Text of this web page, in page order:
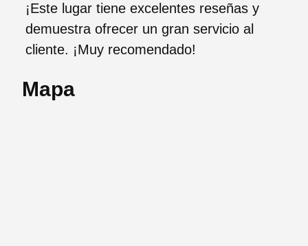
¡Este lugar tiene excelentes reseñas y
demuestra ofrecer un gran servicio al
cliente. ¡Muy recomendado!
Mapa